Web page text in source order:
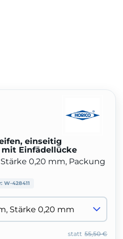
einseitig
Einfädellücke
0,20 mm, Packung
W-428411
55,50 €
statt